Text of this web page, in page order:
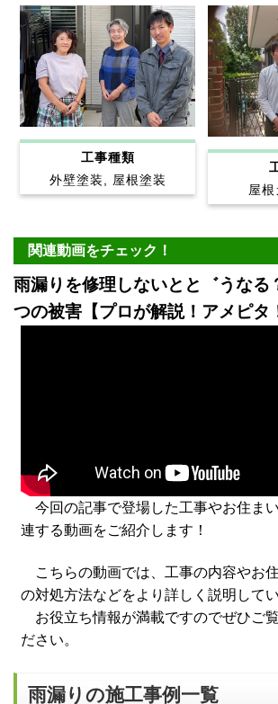
工事種類
外壁塗装, 屋根塗装
屋
関連動画をチェック！
雨漏りを修理しないとと゛うなる
つの被害【プロが解説！アメピタ
今回の記事で登場した工事やお住ま
連する動画をご紹介します！
こちらの動画では、工事の内容やお
の対処方法などをより詳しく説明してい
お役立ち情報が満載ですのでぜひご
ださい。
雨漏りの施工事例一覧